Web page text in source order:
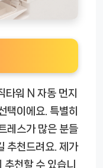
타워 N 자동 먼지
택이에요. 특별히
레스가 많은 분들
추천드려요. 제가
천할 수 있습니